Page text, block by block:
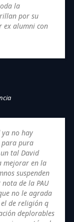
la
por su
ex alumni con
no hay
para pura
tal David
mejorar en la
suspenden
de la PAU
no le agrada
de religión q
deplorables